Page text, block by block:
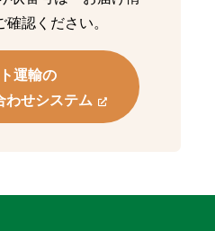
認ください。
運輸の
わせシステム